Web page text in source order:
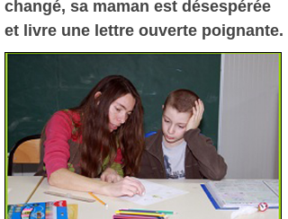
changé, sa maman est désespérée
et livre une lettre ouverte poignante.